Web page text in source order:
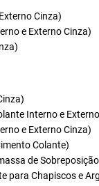
Cinza)
e Externo Cinza)
Interno e
e Externo Cinza)
Colante)
de
para Chapiscos e